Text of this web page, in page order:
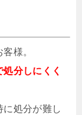
様。
分しにくく
処分が難し